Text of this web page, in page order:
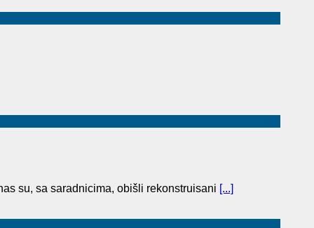
su, sa saradnicima, obišli rekonstruisani [...]